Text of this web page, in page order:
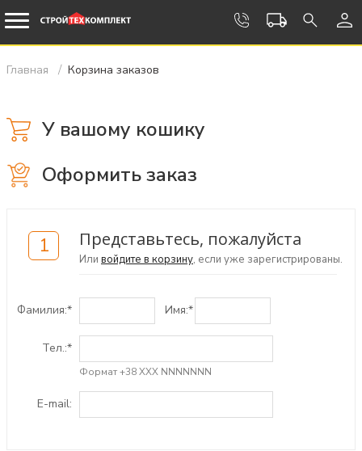
Главная Корзина заказов
У вашому кошику
Оформить заказ
1 Представьтесь, пожалуйста
Или войдите в корзину, если уже зарегистрированы.
Фамилия:* Имя:*
Тел.:*
Формат +38 ХХХ NNNNNNN
E-mail: